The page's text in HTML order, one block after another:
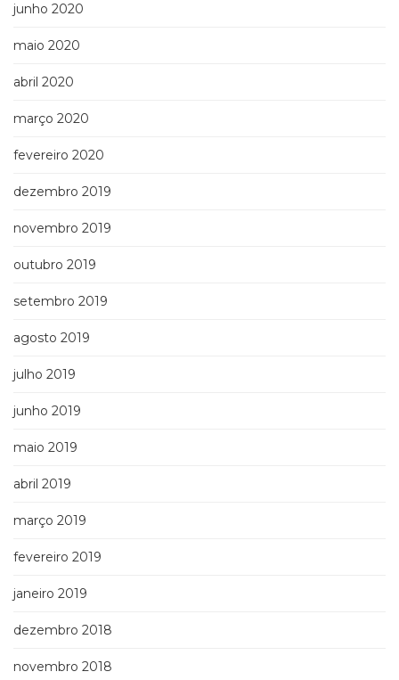
junho 2020
maio 2020
abril 2020
março 2020
fevereiro 2020
dezembro 2019
novembro 2019
outubro 2019
setembro 2019
agosto 2019
julho 2019
junho 2019
maio 2019
abril 2019
março 2019
fevereiro 2019
janeiro 2019
dezembro 2018
novembro 2018